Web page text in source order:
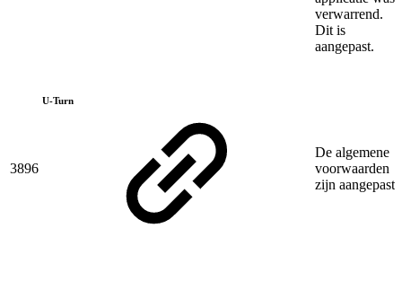
verwarrend.
Dit is
aangepast.
3896
U-Turn
De algemene
voorwaarden
zijn aangepast